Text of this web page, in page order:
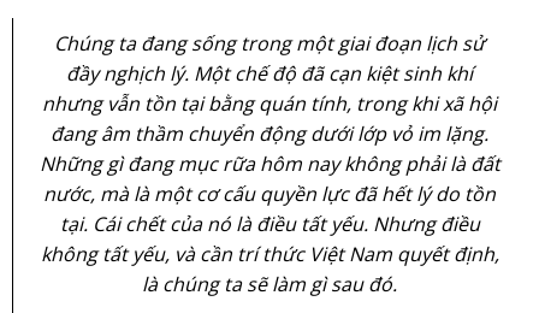
Chúng ta đang sống trong một giai đoạn lịch sử
đầy nghịch lý. Một chế độ đã cạn kiệt sinh khí
nhưng vẫn tồn tại bằng quán tính, trong khi xã hội
đang âm thầm chuyển động dưới lớp vỏ im lặng.
Những gì đang mục rữa hôm nay không phải là đất
nước, mà là một cơ cấu quyền lực đã hết lý do tồn
tại. Cái chết của nó là điều tất yếu. Nhưng điều
không tất yếu, và cần trí thức Việt Nam quyết định,
là chúng ta sẽ làm gì sau đó.